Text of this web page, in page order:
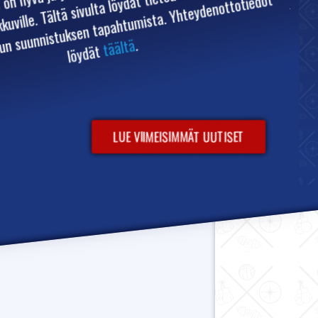
löydättäältä.
LUE VIIMEISIMMÄT UUTISET